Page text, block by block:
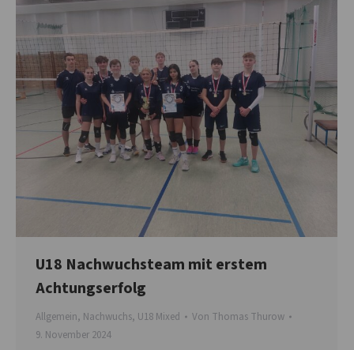
U18 Nachwuchsteam mit erstem
Achtungserfolg
Allgemein, Nachwuchs, U18 Mixed Von Thomas Thurow
9. November 2024